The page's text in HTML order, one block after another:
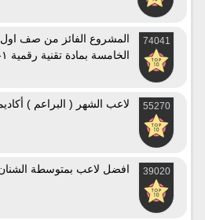
74041
المشروع الفائز من صف اول
الخامسة بمادة تقنية رقمية ١-١
55270 لاعب الشهر ( البراعم )
39020 افضل لاعب بمتوسطة